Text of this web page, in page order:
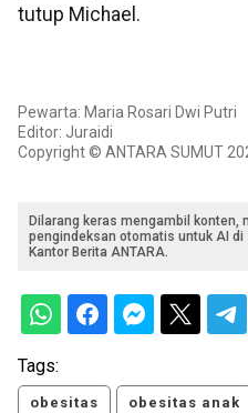
tutup Michael.
Pewarta: Maria Rosari Dwi Putri
Editor: Juraidi
Copyright © ANTARA SUMUT
Dilarang keras mengambil konten,
pengindeksan otomatis untuk AI
Kantor Berita ANTARA.
Tags:
obesitas obesitas anak